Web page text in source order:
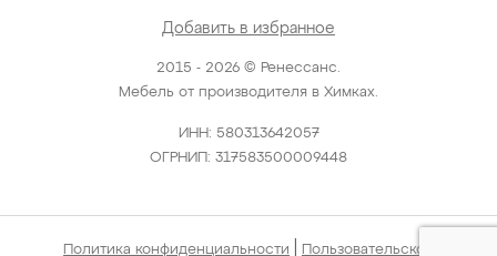
2015 - 2026 © Ренессанс.
Мебель от производителя в Химках.
ИНН: 580313642057
ОГРНИП: 317583500009448
Добавить в избранное
Политика конфиденциальности Пользовательское